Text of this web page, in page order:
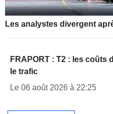
Les analystes divergent
FRAPORT : T2 : les coûts
le trafic
Le 06 août 2026 à 22:25